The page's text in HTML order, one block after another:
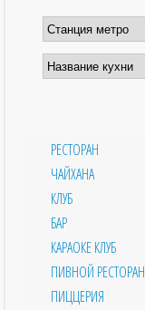
РЕСТОРАН
ЧАЙХАНА
КЛУБ
БАР
КАРАОКЕ КЛУБ
ПИВНОЙ РЕСТОРАН
ПИЦЦЕРИЯ